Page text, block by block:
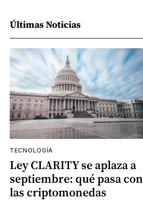
Últimas Noticias
TECNOLOGÍA
Ley CLARITY se aplaza a
septiembre: qué pasa con
las criptomonedas